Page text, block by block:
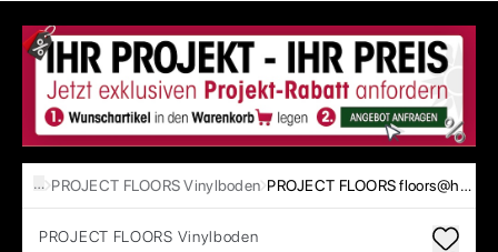
… PROJECT FLOORS Vinylboden PROJECT FLOORS floors@home
PROJECT FLOORS Vinylboden